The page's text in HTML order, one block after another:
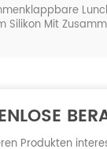
Silikon Mit
Produkten